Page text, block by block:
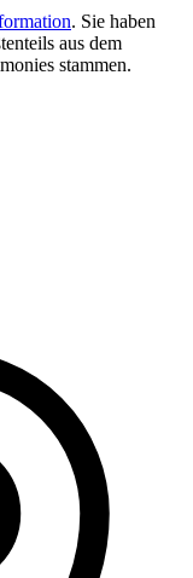
. Sie haben
aus dem
stammen.